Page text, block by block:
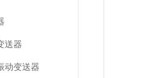
送器
动变送器